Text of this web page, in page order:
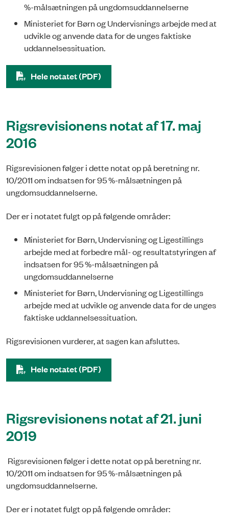
%-målsætningen på ungdomsuddannelserne
Ministeriet for Børn og Undervisnings arbejde med at
udvikle og anvende data for de unges faktiske
uddannelsessituation.
Hele notatet (PDF)
Rigsrevisionens notat af 17. maj
2016
Rigsrevisionen følger i dette notat op på beretning nr.
10/2011 om indsatsen for 95 %-målsætningen på
ungdomsuddannelserne.
Der er i notatet fulgt op på følgende områder:
Ministeriet for Børn, Undervisning og Ligestillings
arbejde med at forbedre mål- og resultatstyringen af
indsatsen for 95 %-målsætningen på
ungdomsuddannelserne
Ministeriet for Børn, Undervisning og Ligestillings
arbejde med at udvikle og anvende data for de unges
faktiske uddannelsessituation.
Rigsrevisionen vurderer, at sagen kan afsluttes.
Hele notatet (PDF)
Rigsrevisionens notat af 21. juni
2019
Rigsrevisionen følger i dette notat op på beretning nr.
10/2011 om indsatsen for 95 %-målsætningen på
ungdomsuddannelserne.
Der er i notatet fulgt op på følgende områder: